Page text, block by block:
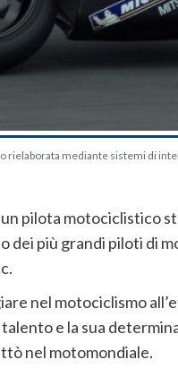
rielaborata mediante sistemi di
pilota motociclistico
dei più grandi piloti di
nel motociclismo
talento e la sua
nel motomondiale.